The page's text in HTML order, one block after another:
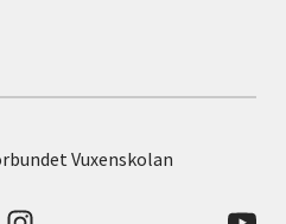
Vuxenskolan